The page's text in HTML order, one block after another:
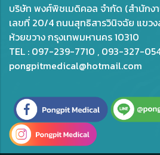
บริษัท พงศ์พิชเมดิคอล จำกัด (สำนักง
เลขที่ 20/4 ถนนสุทธิสารวินิจฉัย แขวง
ห้วยขวาง กรุงเทพมหานคร 10310
TEL : 097-239-7710 , 093-327-
pongpitmedical@hotmail.com